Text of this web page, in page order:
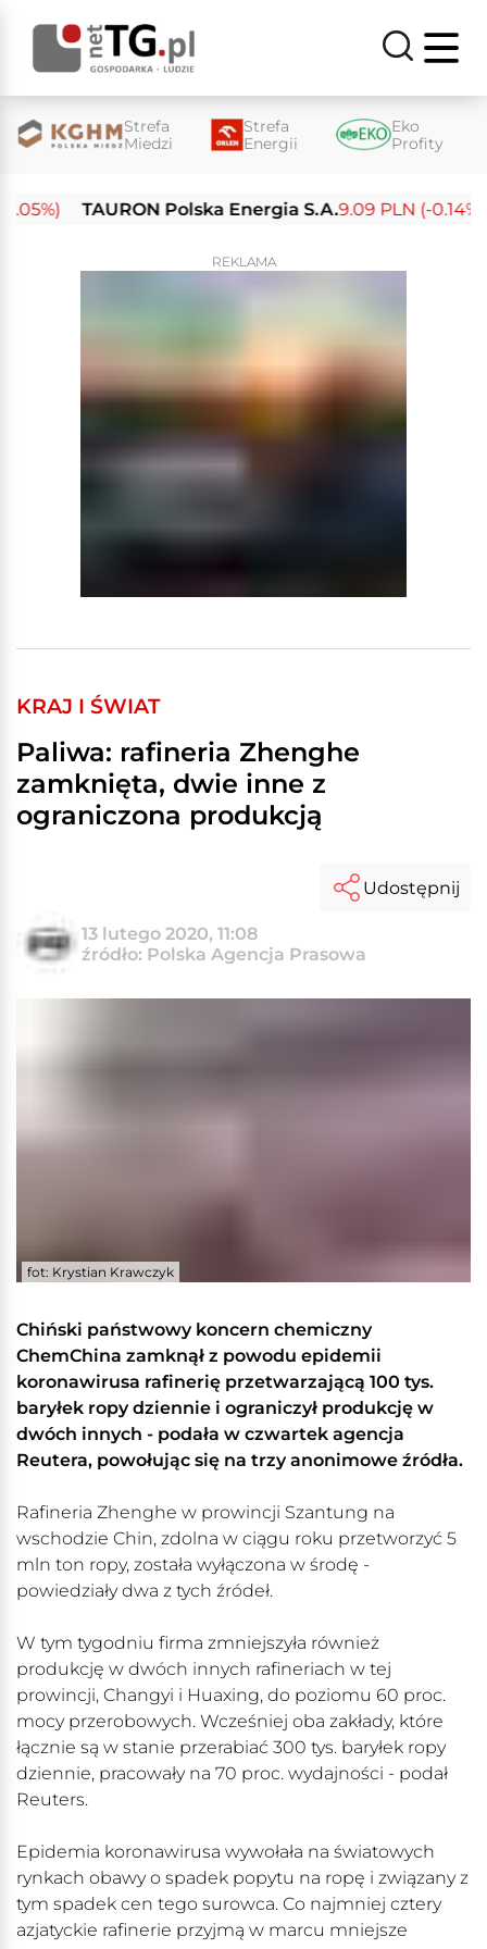
Strefa
Miedzi
Strefa
Energii
Eko
Profity
TAURON Polska Energia S.A.9.09 PLN (-0.14%)
REKLAMA
KRAJ I ŚWIAT
Paliwa: rafineria Zhenghe
zamknięta, dwie inne z
ograniczona produkcją
13 lutego 2020, 11:08
źródło: Polska Agencja Prasowa
Udostępnij
fot: Krystian Krawczyk
Chiński państwowy koncern chemiczny
ChemChina zamknął z powodu epidemii
koronawirusa rafinerię przetwarzającą 100 tys.
baryłek ropy dziennie i ograniczył produkcję w
dwóch innych - podała w czwartek agencja
Reutera, powołując się na trzy anonimowe źródła.
Rafineria Zhenghe w prowincji Szantung na
wschodzie Chin, zdolna w ciągu roku przetworzyć 5
mln ton ropy, została wyłączona w środę -
powiedziały dwa z tych źródeł.
W tym tygodniu firma zmniejszyła również
produkcję w dwóch innych rafineriach w tej
prowincji, Changyi i Huaxing, do poziomu 60 proc.
mocy przerobowych. Wcześniej oba zakłady, które
łącznie są w stanie przerabiać 300 tys. baryłek ropy
dziennie, pracowały na 70 proc. wydajności - podał
Reuters.
Epidemia koronawirusa wywołała na światowych
rynkach obawy o spadek popytu na ropę i związany z
tym spadek cen tego surowca. Co najmniej cztery
azjatyckie rafinerie przyjmą w marcu mniejsze